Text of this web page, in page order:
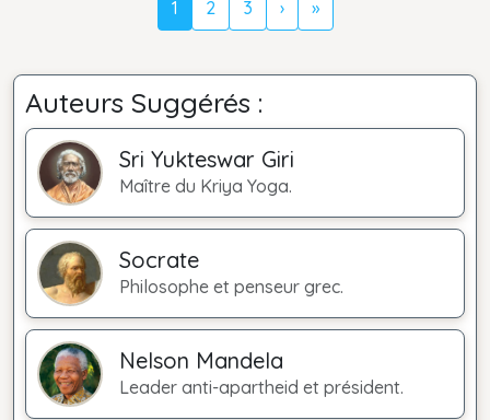
1 2 3 › »
Auteurs Suggérés :
Sri Yukteswar Giri
Maître du Kriya Yoga.
Socrate
Philosophe et penseur grec.
Nelson Mandela
Leader anti-apartheid et président.